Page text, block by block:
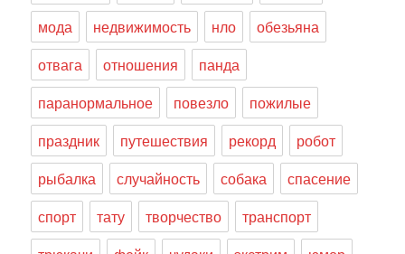
мода
недвижимость нло
обезьяна
отвага
отношения
панда
паранормальное
повезло
пожилые
праздник
путешествия рекорд
робот
рыбалка
случайность собака
спасение
спорт
тату творчество
транспорт